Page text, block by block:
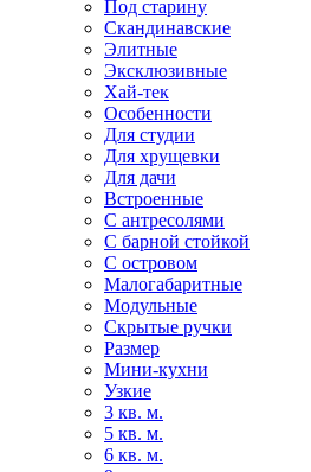
Под старину
Скандинавские
Элитные
Эксклюзивные
Хай-тек
Особенности
Для студии
Для хрущевки
Для дачи
Встроенные
С антресолями
С барной стойкой
С островом
Малогабаритные
Модульные
Скрытые ручки
Размер
Мини-кухни
Узкие
3 кв. м.
5 кв. м.
6 кв. м.